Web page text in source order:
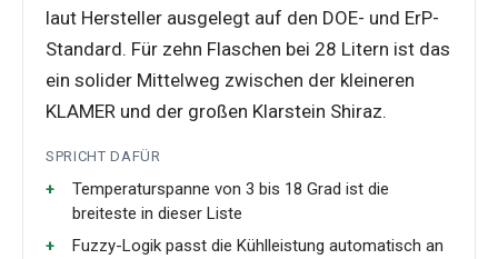
laut Hersteller ausgelegt auf den DOE- und ErP-
Standard. Für zehn Flaschen bei 28 Litern ist das
ein solider Mittelweg zwischen der kleineren
KLAMER und der großen Klarstein Shiraz.
SPRICHT DAFÜR
Temperaturspanne von 3 bis 18 Grad ist die
breiteste in dieser Liste
Fuzzy-Logik passt die Kühlleistung automatisch an